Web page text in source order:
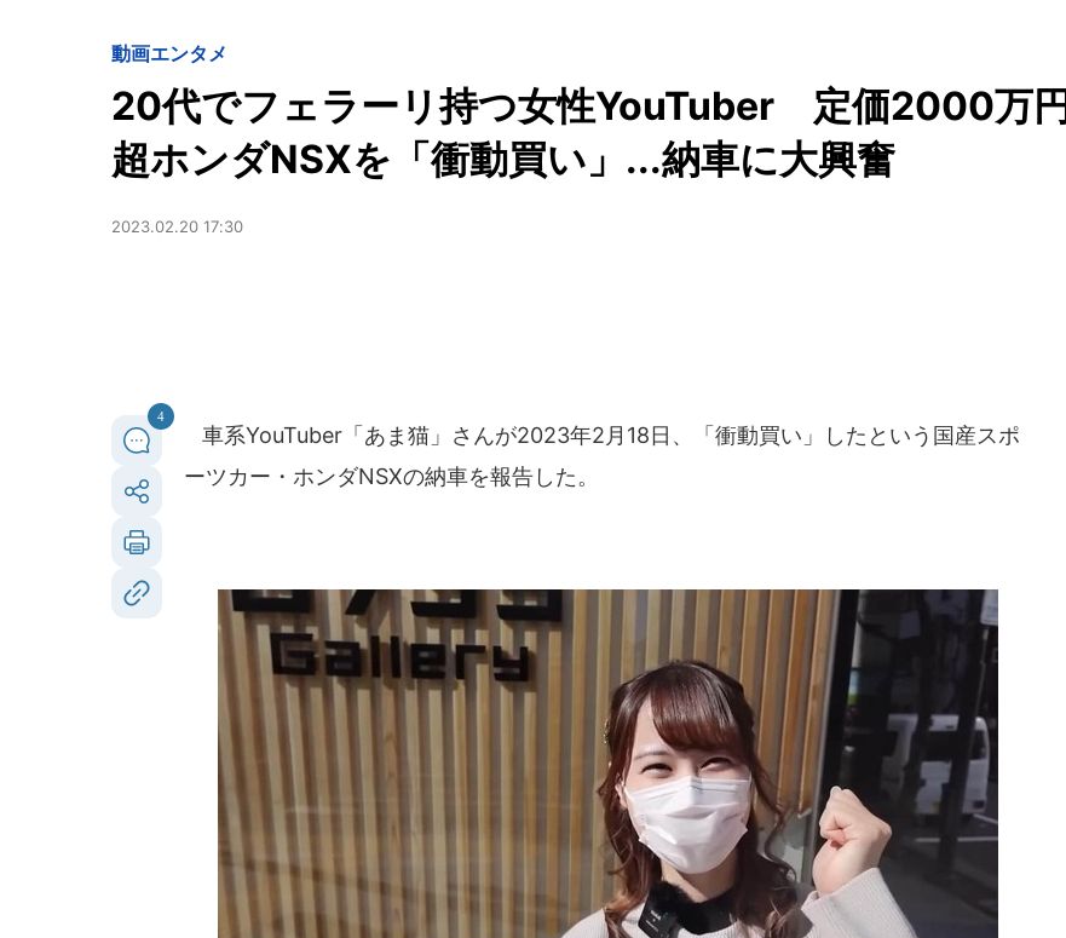
動画エンタメ
20代でフェラーリ持つ女性YouTuber 定価2000万円
超ホンダNSXを「衝動買い」...納車に大興奮
2023.02.20 17:30
4
車系YouTuber「あま猫」さんが2023年2月18日、「衝動買い」したという国産スポ
ーツカー・ホンダNSXの納車を報告した。